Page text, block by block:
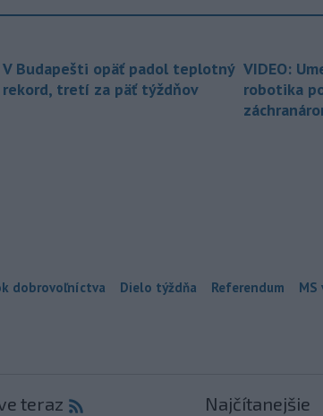
V Budapešti opäť padol teplotný
rekord, tretí za päť týždňov
VIDEO:
robotika
dobrovoľníctva Dielo týždňa Referendum MS
teraz Najčítanejšie